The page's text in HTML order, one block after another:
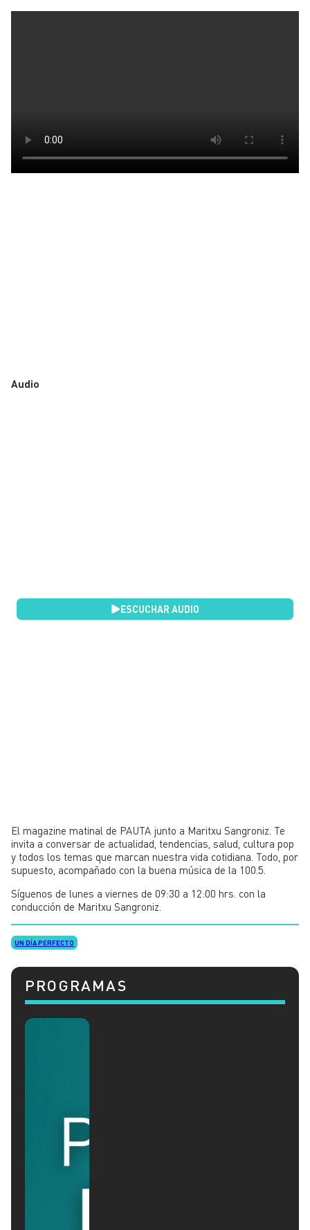
Audio
ESCUCHAR AUDIO
El magazine matinal de PAUTA junto a Maritxu Sangroniz. Te
invita a conversar de actualidad, tendencias, salud, cultura pop
y todos los temas que marcan nuestra vida cotidiana. Todo, por
supuesto, acompañado con la buena música de la 100.5.
Síguenos de lunes a viernes de 09:30 a 12:00 hrs. con la
conducción de Maritxu Sangroniz.
UN DÍA PERFECTO
PROGRAMAS